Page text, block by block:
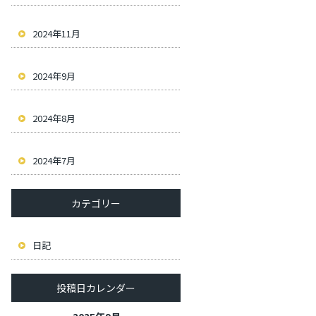
2024年11月
2024年9月
2024年8月
2024年7月
カテゴリー
日記
投稿日カレンダー